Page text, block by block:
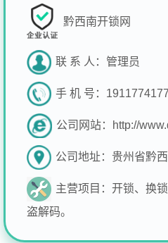
黔西南开锁网
联 系 人： 管理员
手 机 号：
公司网站： http://
公司地址： 贵州省黔
主营项目： 开锁、换
盗解码。